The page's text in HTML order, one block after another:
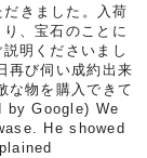
きました。入荷
、宝石のことに
明くださいまし
再び伺い成約出来
な物を購入できて
by Google) We
He showed